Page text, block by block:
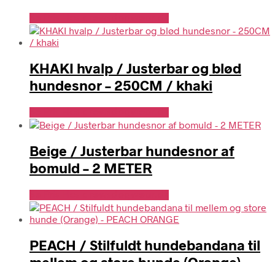
KHAKI hvalp / Justerbar og blød
hundesnor – 250CM / khaki
Beige / Justerbar hundesnor af
bomuld – 2 METER
PEACH / Stilfuldt hundebandana til